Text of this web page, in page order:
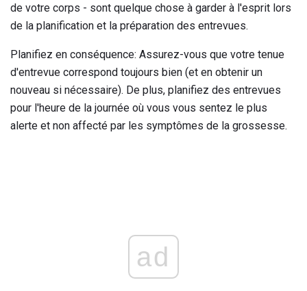
de votre corps - sont quelque chose à garder à l'esprit lors
de la planification et la préparation des entrevues.
Planifiez en conséquence: Assurez-vous que votre tenue
d'entrevue correspond toujours bien (et en obtenir un
nouveau si nécessaire). De plus, planifiez des entrevues
pour l'heure de la journée où vous vous sentez le plus
alerte et non affecté par les symptômes de la grossesse.
ad